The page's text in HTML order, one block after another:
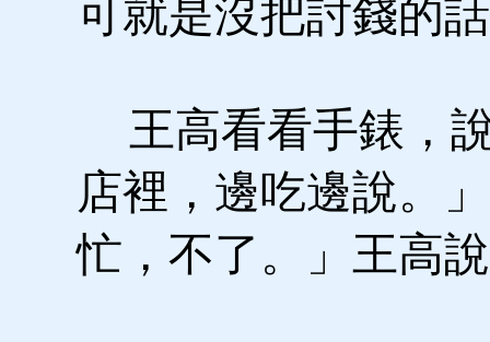
可就是沒把討錢的
王高看看手錶，
店裡，邊吃邊說。
忙，不了。」王高